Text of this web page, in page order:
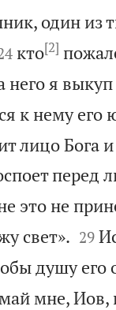
один из
кто[2]
него я
к нему
лицо Бога и
перед
это не
свет».
29
душу его
мне, Иов,